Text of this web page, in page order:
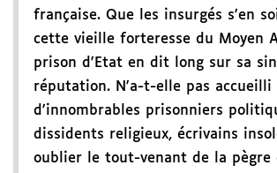
française. Que les insurgés s'en
cette vieille forteresse du Moyen
prison d'Etat en dit long sur sa
réputation. N'a-t-elle pas accueilli
d'innombrables prisonniers
dissidents religieux, écrivains
oublier le tout-venant de la pègre